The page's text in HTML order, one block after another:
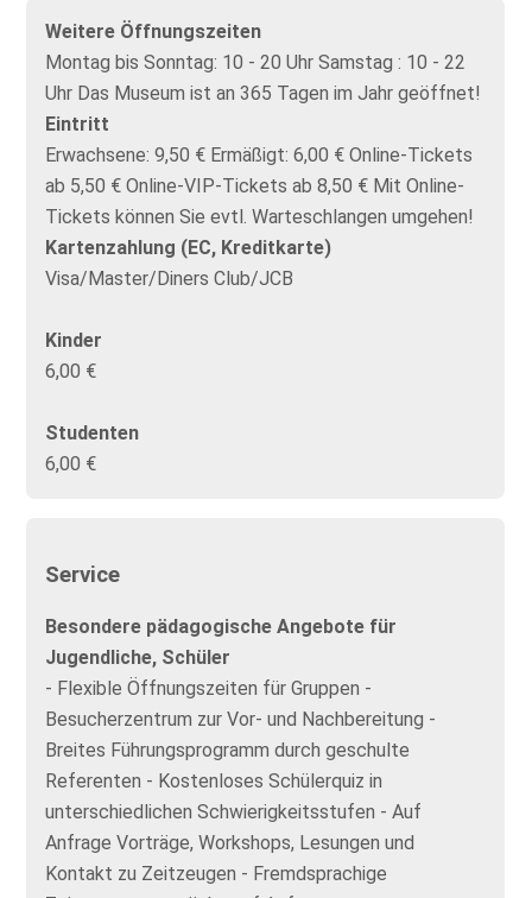
Weitere Öffnungszeiten
Montag bis Sonntag: 10 - 20 Uhr Samstag : 10 - 22
Uhr Das Museum ist an 365 Tagen im Jahr geöffnet!
Eintritt
Erwachsene: 9,50 € Ermäßigt: 6,00 € Online-Tickets
ab 5,50 € Online-VIP-Tickets ab 8,50 € Mit Online-
Tickets können Sie evtl. Warteschlangen umgehen!
Kartenzahlung (EC, Kreditkarte)
Visa/Master/Diners Club/JCB
Kinder
6,00 €
Studenten
6,00 €
Service
Besondere pädagogische Angebote für
Jugendliche, Schüler
- Flexible Öffnungszeiten für Gruppen -
Besucherzentrum zur Vor- und Nachbereitung -
Breites Führungsprogramm durch geschulte
Referenten - Kostenloses Schülerquiz in
unterschiedlichen Schwierigkeitsstufen - Auf
Anfrage Vorträge, Workshops, Lesungen und
Kontakt zu Zeitzeugen - Fremdsprachige